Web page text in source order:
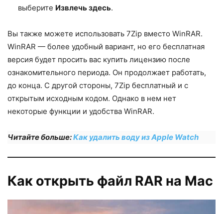
выберите Извлечь здесь.
Вы также можете использовать 7Zip вместо WinRAR.
WinRAR — более удобный вариант, но его бесплатная
версия будет просить вас купить лицензию после
ознакомительного периода. Он продолжает работать,
до конца. С другой стороны, 7Zip бесплатный и с
открытым исходным кодом. Однако в нем нет
некоторые функции и удобства WinRAR.
Читайте больше:Как удалить воду из Apple Watch
Как открыть файл RAR на Mac